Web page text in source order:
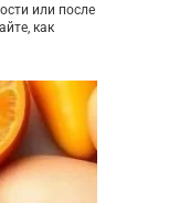
или после
как